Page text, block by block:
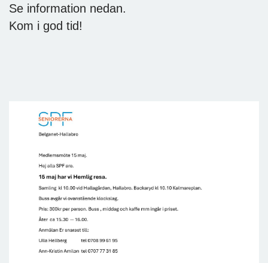
Se information nedan.
Kom i god tid!